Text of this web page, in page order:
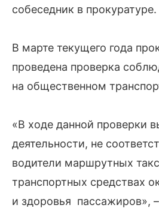
собеседник в прокуратуре.
В марте текущего года
проведена проверка
на общественном
«В ходе данной проверки
деятельности, не
водители маршрутных
транспортных средствах
и здоровья пассажиров»,